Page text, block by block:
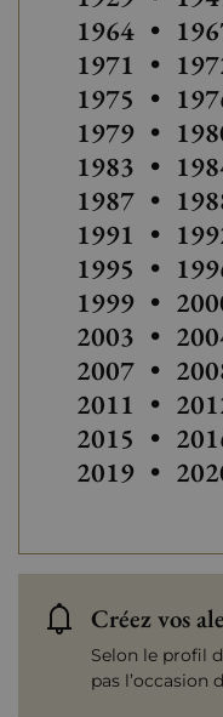
1964 •
1971 •
1975 •
1979 •
1983 •
1987 •
1991 •
1995 •
1999 •
2003 •
2007 •
2011 •
2015 •
2019 •
Créez vos
Selon le profil
pas l’occasion